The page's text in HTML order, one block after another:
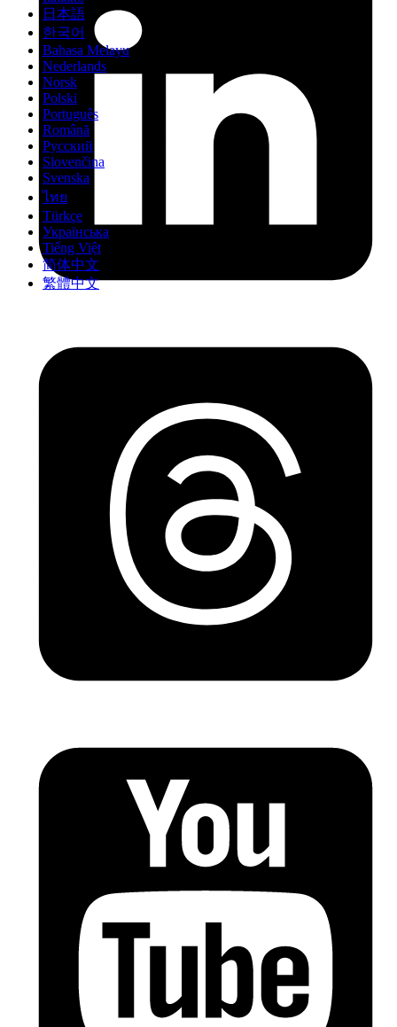
日本語
한국어
Bahasa Melayu
Nederlands
Norsk
Polski
Português
Română
Русский
Slovenčina
Svenska
ไทย
Türkçe
Українська
Tiếng Việt
简体中文
繁體中文